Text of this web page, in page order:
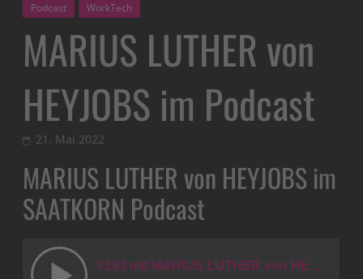
Podcast WorkTech
MARIUS LUTHER von
HEYJOBS im Podcast
21. Mai 2022
MARIUS LUTHER von HEYJOBS im
SAATKORN Podcast